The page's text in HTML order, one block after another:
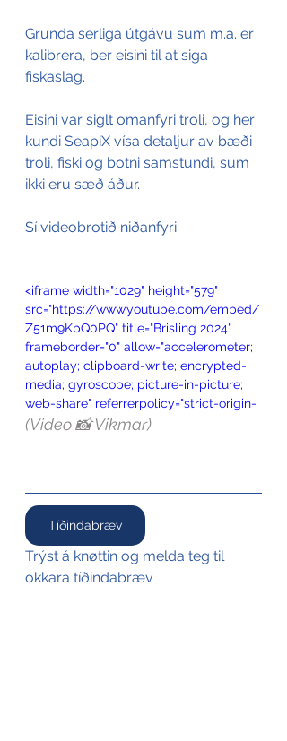
Grunda serliga útgávu sum m.a. er
kalibrera, ber eisini til at siga
fiskaslag.
Eisini var siglt omanfyri troli, og her
kundi SeapiX vísa detaljur av bæði
troli, fiski og botni samstundi, sum
ikki eru sæð áður.
Sí videobrotið niðanfyri
<iframe width="1029" height="579"
src="https://www.youtube.com/embed/
Z51m9KpQ0PQ" title="Brisling 2024"
frameborder="0" allow="accelerometer;
autoplay; clipboard-write; encrypted-
media; gyroscope; picture-in-picture;
web-share" referrerpolicy="strict-origin-
when-cross-origin" allowfullscreen>
(Video 📸 Vikmar)
Tíðindabræv
Trýst á knøttin og melda teg til
okkara tíðindabræv